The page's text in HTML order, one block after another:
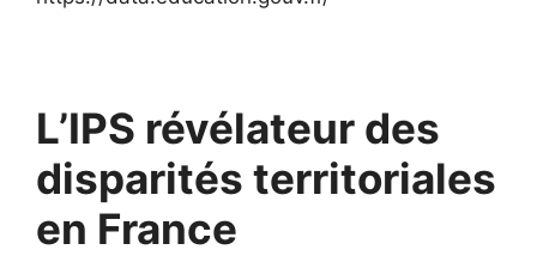
L’IPS révélateur des
disparités territoriales
en France